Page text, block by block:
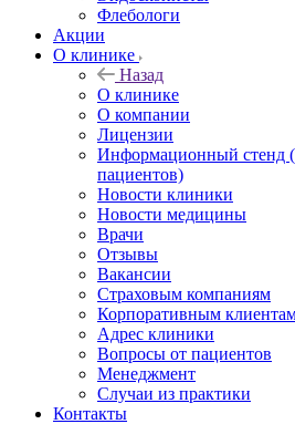
Флебологи
Акции
О клинике
Назад
О клинике
О компании
Лицензии
Информационный стенд
пациентов)
Новости клиники
Новости медицины
Врачи
Отзывы
Вакансии
Страховым компаниям
Корпоративным
Адрес клиники
Вопросы от пациентов
Менеджмент
Случаи из практики
Контакты